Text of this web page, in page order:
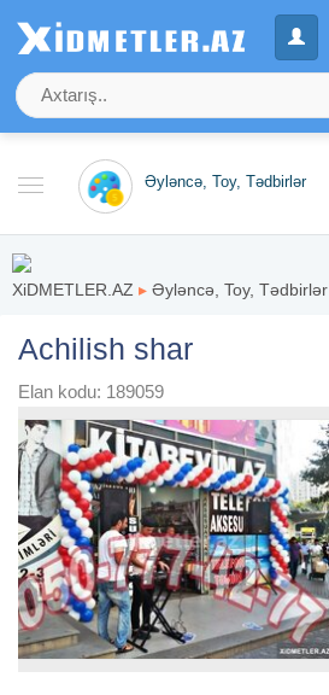
Əyləncə, Toy, Tədbirlər
XiDMETLER.AZ ▸ Əyləncə, Toy, Tədbirlər
Achilish shar
Elan kodu: 189059